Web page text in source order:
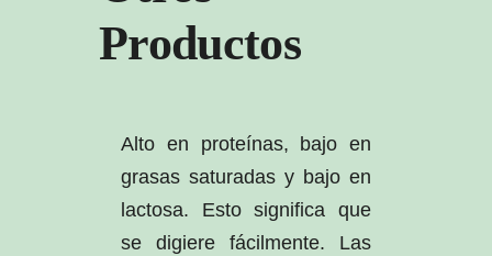
Productos
Alto en proteínas, bajo en
grasas saturadas y bajo en
lactosa. Esto significa que
se digiere fácilmente. Las